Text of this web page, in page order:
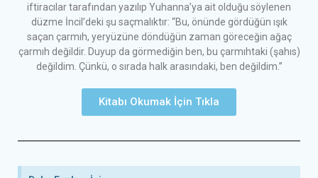
iftiracılar tarafından yazılıp Yuhanna’ya ait olduğu söylenen
düzme İncil’deki şu saçmalıktır: “Bu, önünde gördüğün ışık
saçan çarmıh, yeryüzüne döndüğün zaman göreceğin ağaç
çarmıh değildir. Duyup da görmediğin ben, bu çarmıhtaki (şahıs)
değildim. Çünkü, o sırada halk arasındaki, ben değildim.”
Kitabı Okumak İçin Tıkla